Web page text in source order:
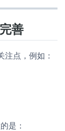
善
点，例如：
是：